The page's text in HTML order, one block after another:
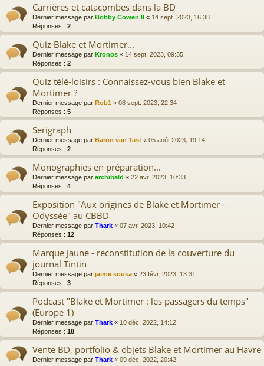
Carrières et catacombes dans la BD
Dernier message par Bobby Cowen II « 14 sept. 2023, 16:38
Réponses : 2
Quiz Blake et Mortimer...
Dernier message par Kronos « 14 sept. 2023, 09:35
Réponses : 2
Quiz télé-loisirs : Connaissez-vous bien Blake et
Mortimer ?
Dernier message par Rob1 « 08 sept. 2023, 22:34
Réponses : 5
Serigraph
Dernier message par Baron van Tast « 05 août 2023, 19:14
Réponses : 2
Monographies en préparation...
Dernier message par archibald « 22 avr. 2023, 10:33
Réponses : 4
Exposition "Aux origines de Blake et Mortimer -
Odyssée" au CBBD
Dernier message par Thark « 07 avr. 2023, 10:42
Réponses : 12
Marque Jaune - reconstitution de la couverture du
journal Tintin
Dernier message par jaime sousa « 23 févr. 2023, 13:31
Réponses : 3
Podcast "Blake et Mortimer : les passagers du temps"
(Europe 1)
Dernier message par Thark « 10 déc. 2022, 14:12
Réponses : 18
Vente BD, portfolio & objets Blake et Mortimer au Havre
Dernier message par Thark « 09 déc. 2022, 20:42